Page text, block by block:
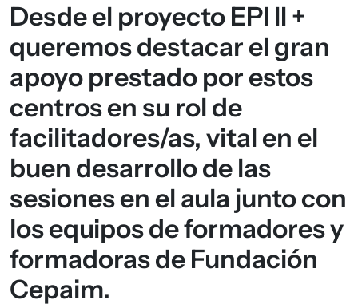
Desde el proyecto EPI II +
queremos destacar el gran
apoyo prestado por estos
centros en su rol de
facilitadores/as, vital en el
buen desarrollo de las
sesiones en el aula junto con
los equipos de formadores y
formadoras de Fundación
Cepaim.